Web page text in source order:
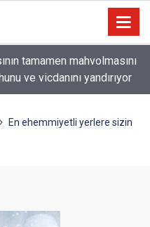
şekilde yukarıda tut
En ehemmiyetli yerlere sizin